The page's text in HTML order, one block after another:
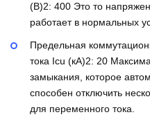
(В)2: 400 Это то
работает в нормальных
Предельная
тока Icu (кА)2: 20
замыкания, которое
способен отключить
для переменного тока.